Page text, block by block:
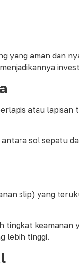
yang aman dan
atau lapisan
sol sepatu
slip) yang
tingkat keamanan
lebih tinggi.